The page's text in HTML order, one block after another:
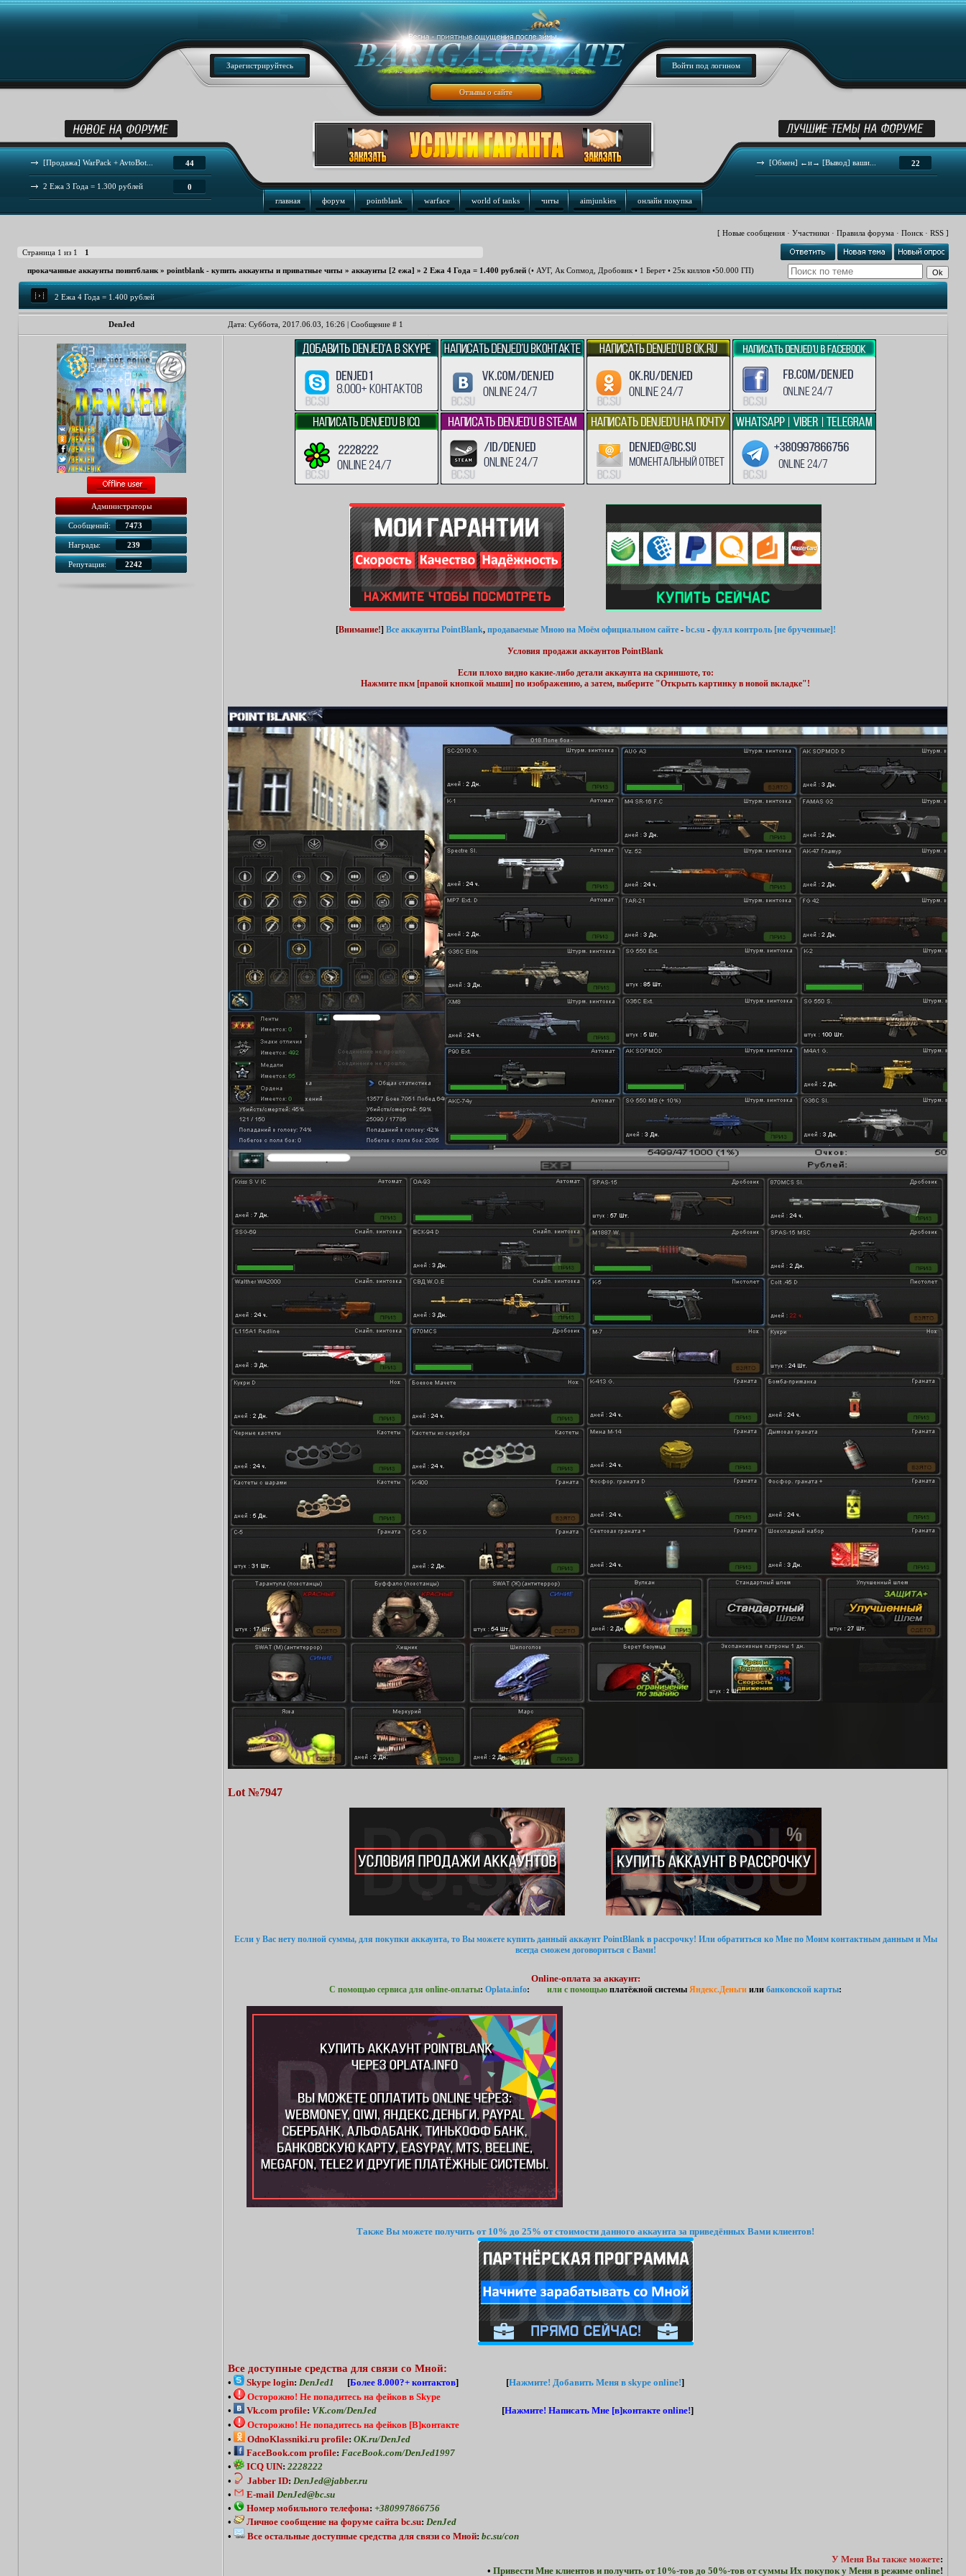
Отзывы о сайте
Зарегистрируйтесь Войти под логином
44
[Продажа] WarPack + AvtoBot...
0
2 Ежа 3 Года = 1.300 рублей
22
[Обмен] ←и→ [Вывод] ваши...
главная форум pointblank warface world of tanks читы aimjunkies онлайн покупка
[ Новые сообщения · Участники · Правила форума · Поиск · RSS ]
Страница 1 из 1 1
прокачанные аккаунты поинтбланк » pointblank - купить аккаунты и приватные читы » аккаунты [2 ежа] » 2 Ежа 4 Года = 1.400 рублей (• АУГ, Ак Сопмод, Дробовик • 1 Берет • 25к киллов •50.000 ГП)
2 Ежа 4 Года = 1.400 рублей
DenJed Дата: Суббота, 2017.06.03, 16:26 | Сообщение # 1
Администраторы
Сообщений: 7473
Награды: 239
Репутация: 2242
[Внимание!] Все аккаунты PointBlank, продаваемые Мною на Моём официальном сайте- bc.su- фулл контроль [не брученные]!
Условия продажи аккаунтов PointBlank
Если плохо видно какие-либо детали аккаунта на скриншоте, то:
Нажмите пкм [правой кнопкой мыши] по изображению, а затем, выберите "Открыть картинку в новой вкладке"!
Lot №7947
Если у Вас нету полной суммы, для покупки аккаунта, то Вы можете купить данный аккаунт PointBlank в рассрочку! Или обратиться ко Мне по Моим контактным данным и Мы
всегда сможем договориться с Вами!
Online-оплата за аккаунт:
С помощью сервиса для online-оплаты: Oplata.info: или с помощью платёжной системы Яндекс.Деньги или банковской карты:
Также Вы можете получить от 10% до 25% от стоимости данного аккаунта за приведённых Вами клиентов!
Все доступные средства для связи со Мной:
• Skype login: DenJed1 [Более 8.000?+ контактов] [Нажмите! Добавить Меня в skype online!]
•
Осторожно! Не попадитесь на фейков в Skype
•
Vk.com profile: VK.com/DenJed [Нажмите! Написать Мне [в]контакте online!]
•
Осторожно! Не попадитесь на фейков [В]контакте
•
OdnoKlassniki.ru profile: OK.ru/DenJed
•
FaceBook.com profile: FaceBook.com/DenJed1997
•
ICQ UIN: 2228222
•
Jabber ID: DenJed@jabber.ru
•
E-mail DenJed@bc.su
•
Номер мобильного телефона: +380997866756
•
Личное сообщение на форуме сайта bc.su: DenJed
•
Все остальные доступные средства для связи со Мной: bc.su/con
У Меня Вы также можете:
• Привести Мне клиентов и получить от 10%-тов до 50%-тов от суммы Их покупок у Меня в режиме online!